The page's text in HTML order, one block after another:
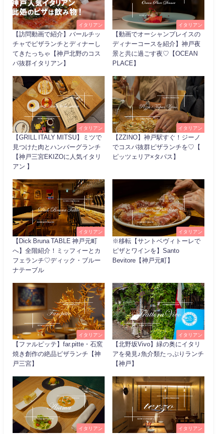
イタリアン
【訪問動画で紹介】バールチッ
チャでピザランチとディナーし
てきたっちゃ【神戸北野のコス
パ抜群イタリアン】
イタリアン
【動画でオーシャンプレイスの
ディナーコースを紹介】神戸夜
景と共に過ごす夜♡【OCEAN
PLACE】
イタリアン
【GRILL ITALY MITSU】ミツで
見つけた肉とハンバーグランチ
【神戸三宮EKIZOに人気イタリ
アン 】
イタリアン
【ZZINO】神戸駅すぐ！ジーノ
でコスパ抜群ピザランチを♡【
ピッツェリア×タパス】
イタリアン
【Dick Bruna TABLE 神戸元町
へ】全階紹介！ミッフィーとカ
フェランチ♡ディック・ブルー
ナテーブル
イタリアン
※移転【サントベヴィトーレで
ピザとワインを】Santo
Bevitore【神戸元町】
イタリアン
【ファルピッテ】far.pitte・石窯
焼き創作の絶品ピザランチ【神
戸三宮】
イタリアン
【北野坂Vivo】緑の奥にイタリ
アを発見♪魚介類たっぷりランチ
【神戸】
イタリアン イタリアン